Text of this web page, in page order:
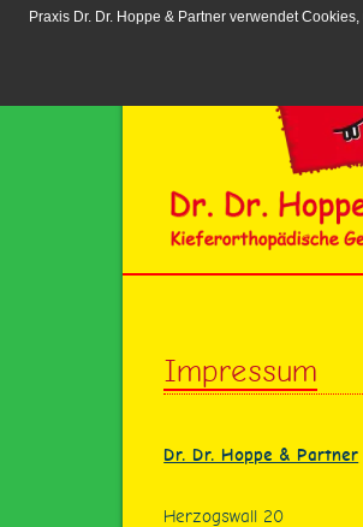
Impressum
Dr. Dr. Hoppe & Partner
Herzogswall 20
Praxis Dr. Dr. Hoppe & Partner verwendet